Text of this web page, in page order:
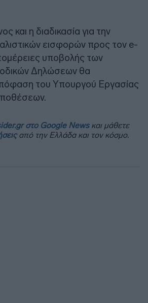
και η διαδικασία για την
εισφορών προς τον e-
υποβολής των
Δηλώσεων θα
του Υπουργού Εργασίας
στο Google Newsκαι μάθετε
από την Ελλάδα και τον κόσμο.